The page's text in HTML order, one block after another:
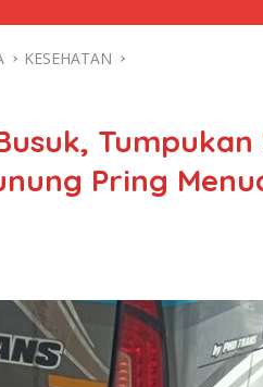
KESEHATAN
Pring